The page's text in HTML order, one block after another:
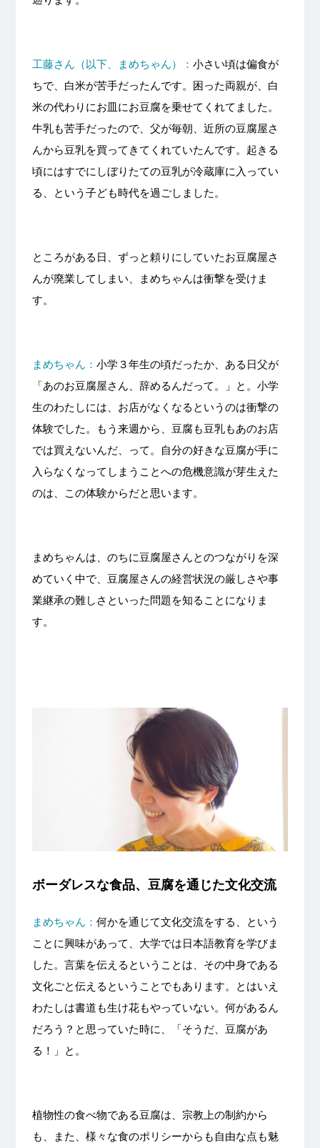
工藤さん（以下、まめちゃん）： 小さい頃は偏食が
ちで、白米が苦手だったんです。困った両親が、白
米の代わりにお皿にお豆腐を乗せてくれてました。
牛乳も苦手だったので、父が毎朝、近所の豆腐屋さ
んから豆乳を買ってきてくれていたんです。起きる
頃にはすでにしぼりたての豆乳が冷蔵庫に入ってい
る、という子ども時代を過ごしました。
ところがある日、ずっと頼りにしていたお豆腐屋さ
んが廃業してしまい、まめちゃんは衝撃を受けま
す。
まめちゃん： 小学３年生の頃だったか、ある日父が
「あのお豆腐屋さん、辞めるんだって。」と。小学
生のわたしには、お店がなくなるというのは衝撃の
体験でした。もう来週から、豆腐も豆乳もあのお店
では買えないんだ、って。自分の好きな豆腐が手に
入らなくなってしまうことへの危機意識が芽生えた
のは、この体験からだと思います。
まめちゃんは、のちに豆腐屋さんとのつながりを深
めていく中で、豆腐屋さんの経営状況の厳しさや事
業継承の難しさといった問題を知ることになりま
す。
ボーダレスな食品、豆腐を通じた文化交流
まめちゃん： 何かを通じて文化交流をする、という
ことに興味があって、大学では日本語教育を学びま
した。言葉を伝えるということは、その中身である
文化ごと伝えるということでもあります。とはいえ
わたしは書道も生け花もやっていない。何があるん
だろう？と思っていた時に、「そうだ、豆腐があ
る！」と。
植物性の食べ物である豆腐は、宗教上の制約から
も、また、様々な食のポリシーからも自由な点も魅